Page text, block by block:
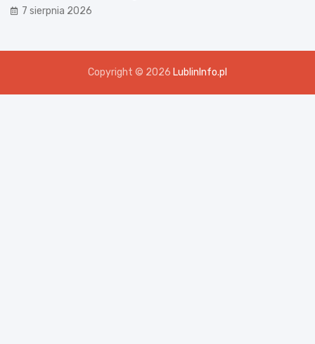
7 sierpnia 2026
Copyright © 2026 LublinInfo.pl